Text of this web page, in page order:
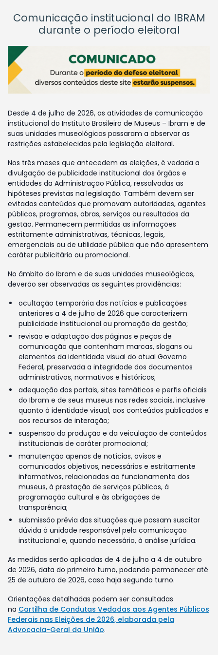
Comunicação institucional do IBRAM
durante o período eleitoral
Desde 4 de julho de 2026, as atividades de comunicação
institucional do Instituto Brasileiro de Museus – Ibram e de
suas unidades museológicas passaram a observar as
restrições estabelecidas pela legislação eleitoral.
Nos três meses que antecedem as eleições, é vedada a
divulgação de publicidade institucional dos órgãos e
entidades da Administração Pública, ressalvadas as
hipóteses previstas na legislação. Também devem ser
evitados conteúdos que promovam autoridades, agentes
públicos, programas, obras, serviços ou resultados da
gestão. Permanecem permitidas as informações
estritamente administrativas, técnicas, legais,
emergenciais ou de utilidade pública que não apresentem
caráter publicitário ou promocional.
No âmbito do Ibram e de suas unidades museológicas,
deverão ser observadas as seguintes providências:
ocultação temporária das notícias e publicações
anteriores a 4 de julho de 2026 que caracterizem
publicidade institucional ou promoção da gestão;
revisão e adaptação das páginas e peças de
comunicação que contenham marcas, slogans ou
elementos da identidade visual do atual Governo
Federal, preservada a integridade dos documentos
administrativos, normativos e históricos;
adequação dos portais, sites temáticos e perfis oficiais
do Ibram e de seus museus nas redes sociais, inclusive
quanto à identidade visual, aos conteúdos publicados e
aos recursos de interação;
suspensão da produção e da veiculação de conteúdos
institucionais de caráter promocional;
manutenção apenas de notícias, avisos e
comunicados objetivos, necessários e estritamente
informativos, relacionados ao funcionamento dos
museus, à prestação de serviços públicos, à
programação cultural e às obrigações de
transparência;
submissão prévia das situações que possam suscitar
dúvida à unidade responsável pela comunicação
institucional e, quando necessário, à análise jurídica.
As medidas serão aplicadas de 4 de julho a 4 de outubro
de 2026, data do primeiro turno, podendo permanecer até
25 de outubro de 2026, caso haja segundo turno.
Orientações detalhadas podem ser consultadas
na Cartilha de Condutas Vedadas aos Agentes Públicos
Federais nas Eleições de 2026, elaborada pela
Advocacia-Geral da União.